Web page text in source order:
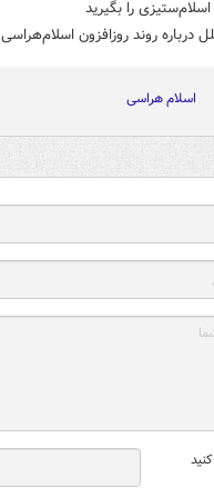
را بگیرید
درباره روند روزافزون اسلام‌هراسی
اسلام هراسی